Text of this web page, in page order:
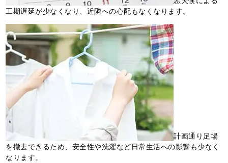
工期遅延が少なくなり、近隣への心配もなくなります。
計画通り足場
を撤去できるため、安全性や洗濯など日常生活への影響も少なく
なります。